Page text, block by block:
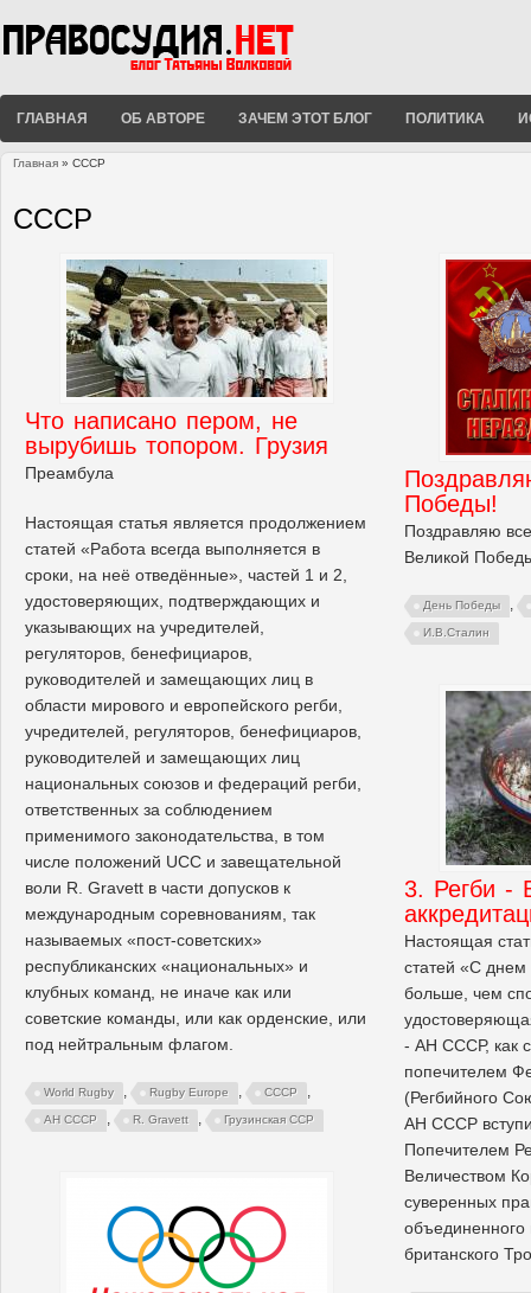
ГЛАВНАЯ ОБ АВТОРЕ ЗАЧЕМ ЭТОТ БЛОГ ПОЛИТИКА
Главная » СССР
СССР
Что написано пером, не
вырубишь топором. Грузия
Преамбула
Настоящая статья является продолжением
статей «Работа всегда выполняется в
сроки, на неё отведённые», частей 1 и 2,
удостоверяющих, подтверждающих и
указывающих на учредителей,
регуляторов, бенефициаров,
руководителей и замещающих лиц в
области мирового и европейского регби,
учредителей, регуляторов, бенефициаров,
руководителей и замещающих лиц
национальных союзов и федераций регби,
ответственных за соблюдением
применимого законодательства, в том
числе положений UCC и завещательной
воли R. Gravett в части допусков к
международным соревнованиям, так
называемых «пост-советских»
республиканских «национальных» и
клубных команд, не иначе как или
советские команды, или как орденские, или
под нейтральным флагом.
World Rugby , Rugby Europe , СССР ,
АН СССР , R. Gravett , Грузинская ССР
Победы!
Поздравляю
Великой
День Победы ,
И.В.Сталин
3. Регби -
Настоящая
статей «С днем
больше, чем
- АН СССР, как
попечителем
(Регбийного
АН СССР
Попечителем
Величеством
суверенных
объединенного
британского